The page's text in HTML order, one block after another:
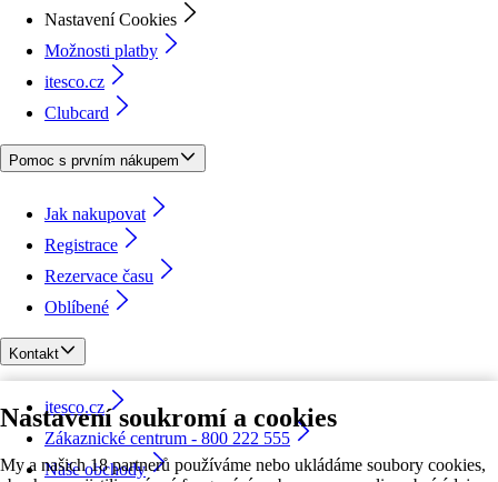
Nastavení soukromí a cookies
My a našich 18 partnerů používáme nebo ukládáme soubory cookies,
Nastavení Cookies
Možnosti platby
itesco.cz
Clubcard
Pomoc s prvním nákupem
Jak nakupovat
Registrace
Rezervace času
Oblíbené
Kontakt
itesco.cz
Zákaznické centrum - 800 222 555
Naše obchody